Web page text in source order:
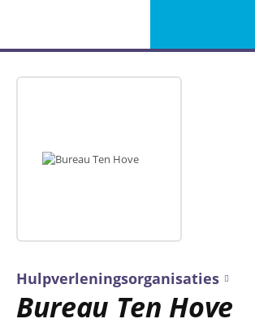
Hulpverleningsorganisaties
Bureau Ten Hove